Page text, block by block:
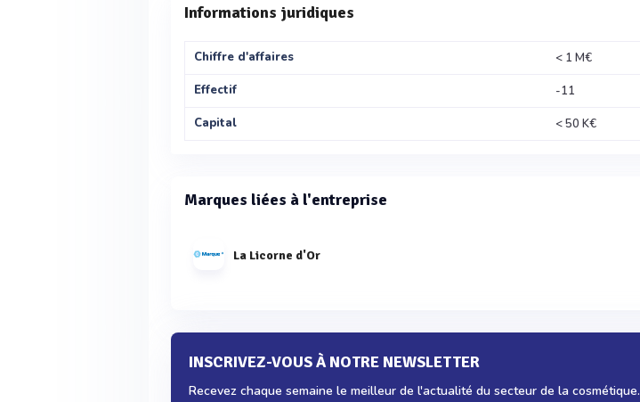
Informations juridiques
Chiffre d'affaires
< 1 M€
Effectif
-11
Capital
< 50 K€
Marques liées à l'entreprise
La Licorne d'Or
INSCRIVEZ-VOUS À NOTRE NEWSLETTER
Recevez chaque semaine le meilleur de l'actualité du secteur de la cosmétique.